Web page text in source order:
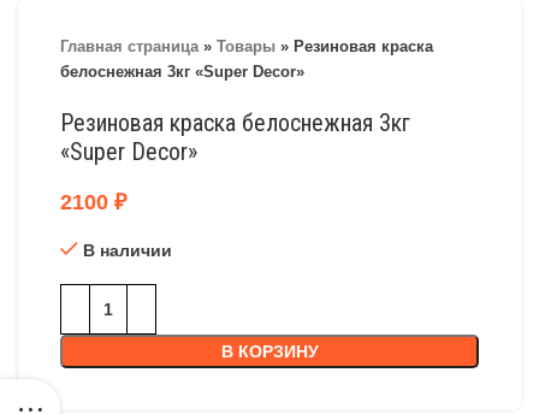
Главная страница» Товары » Резиновая краска
белоснежная 3кг «Super Decor»
Резиновая краска белоснежная 3кг
«Super Decor»
2100 ₽
В наличии
В КОРЗИНУ